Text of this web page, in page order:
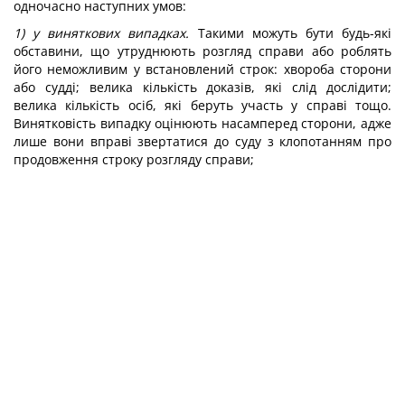
одночасно наступних умов:
1) у виняткових випадках. Такими можуть бути будь-які
обставини, що утруднюють розгляд справи або роблять
його неможливим у встановлений строк: хвороба сторони
або судді; велика кількість доказів, які слід дослідити;
велика кількість осіб, які беруть участь у справі тощо.
Винятковість випадку оцінюють насамперед сторони, адже
лише вони вправі звертатися до суду з клопотанням про
продовження строку розгляду справи;